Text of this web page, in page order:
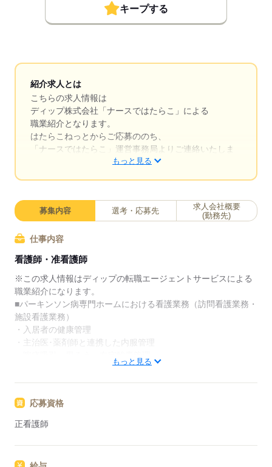
キープする
紹介求人とは
こちらの求人情報は
ディップ株式会社「ナースではたらこ」による
職業紹介となります。
はたらこねっとからご応募ののち、
「ナースではたらこ」運営事務局よりご連絡いたしま
求職中の看護師さんの転職を専任の
キャリアアドバイザーが入職まで無料でサポートいた
日本最大級の求人情報の中からぴったりな求人をご紹
介。
履歴書作成のアドバイスや面接日の調整だけでなく、
お給料、お休み、入職時期の交渉もサポートします。
【もちろん無料】
費用は一切かかりません。
もっと見る
募集内容 選考・応募先
求人会社概要
(勤務先)
仕事内容
看護師・准看護師
※この求人情報はディップの転職エージェントサービスによる
職業紹介になります。
■パーキンソン病専門ホームにおける看護業務（訪問看護業務・
施設看護業務）
・入居者の健康管理
・主治医･薬剤師と連携した内服管理
＊居室数：65室
★おすすめポイント★
個別性のある質の高いサービスの提供を目指していらっしゃ
す！
もっと見る
応募資格
正看護師